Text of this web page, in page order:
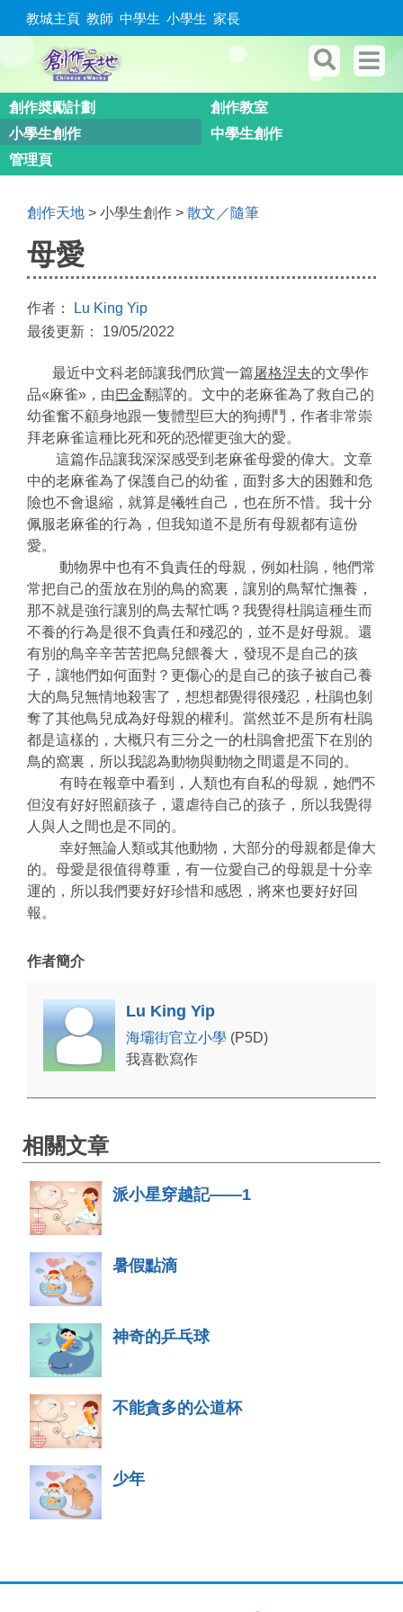
教城主頁 教師 中學生 小學生 家長
創作奬勵計劃
創作教室
小學生創作
中學生創作
管理頁
創作天地 > 小學生創作 > 散文／隨筆
母愛
作者：
Lu King Yip
最後更新： 19/05/2022
最近中文科老師讓我們欣賞一篇屠格涅夫的文學作
品«麻雀»，由巴金翻譯的。文中的老麻雀為了救自己的
幼雀奮不顧身地跟一隻體型巨大的狗搏鬥，作者非常崇
拜老麻雀這種比死和死的恐懼更強大的愛。
這篇作品讓我深深感受到老麻雀母愛的偉大。文章
中的老麻雀為了保護自己的幼雀，面對多大的困難和危
險也不會退縮，就算是犧牲自己，也在所不惜。我十分
佩服老麻雀的行為，但我知道不是所有母親都有這份
愛。
動物界中也有不負責任的母親，例如杜鵑，牠們常
常把自己的蛋放在別的鳥的窩裏，讓別的鳥幫忙撫養，
那不就是強行讓別的鳥去幫忙嗎？我覺得杜鵑這種生而
不養的行為是很不負責任和殘忍的，並不是好母親。還
有別的鳥辛辛苦苦把鳥兒餵養大，發現不是自己的孩
子，讓牠們如何面對？更傷心的是自己的孩子被自己養
大的鳥兒無情地殺害了，想想都覺得很殘忍，杜鵑也剝
奪了其他鳥兒成為好母親的權利。當然並不是所有杜鵑
都是這樣的，大概只有三分之一的杜鵑會把蛋下在別的
鳥的窩裏，所以我認為動物與動物之間還是不同的。
有時在報章中看到，人類也有自私的母親，她們不
但沒有好好照顧孩子，還虐待自己的孩子，所以我覺得
人與人之間也是不同的。
幸好無論人類或其他動物，大部分的母親都是偉大
的。母愛是很值得尊重，有一位愛自己的母親是十分幸
運的，所以我們要好好珍惜和感恩，將來也要好好回
報。
作者簡介
Lu King Yip
海壩街官立小學 (P5D)
我喜歡寫作
相關文章
派小星穿越記——1
暑假點滴
神奇的乒乓球
不能貪多的公道杯
少年